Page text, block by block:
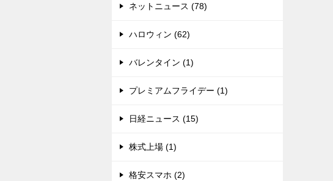
ネットニュース (78)
ハロウィン (62)
バレンタイン (1)
プレミアムフライデー (1)
日経ニュース (15)
株式上場 (1)
格安スマホ (2)